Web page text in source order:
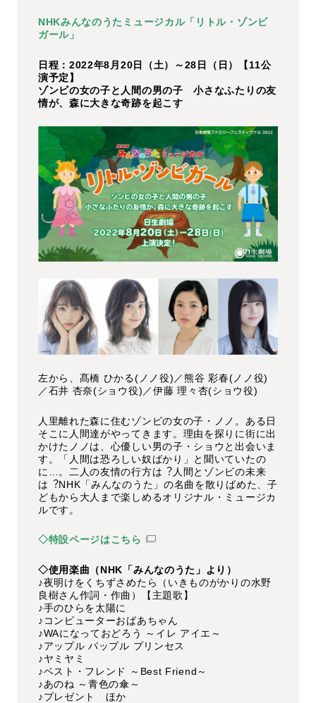
NHKみんなのうたミュージカル「リトル・ゾンビ
ガール」
日程：2022年8月20日（土）～28日（日）【11公
演予定】
ゾンビの女の子と人間の男の子 小さなふたりの友
情が、森に大きな奇跡を起こす
左から、髙橋 ひかる( ノノ役) ／熊谷 彩春( ノノ役)
／石井 杏奈(ショウ役) ／伊藤 理々杏(ショウ役)
人里離れた森に住むゾンビの女の子・ノノ。ある日
そこに人間達がやってきます。理由を探りに街に出
かけたノノは、心優しい男の子・ショウと出会いま
す。「人間は恐ろしい奴ばかり」と聞いていたの
に…。二人の友情の行方は︖人間とゾンビの未来
は︖NHK「みんなのうた」の名曲を散りばめた、子
どもから大人まで楽しめるオリジナル・ミュージカ
ルです。
◇特設ページはこちら
◇使用楽曲（NHK「みんなのうた」より）
♪夜明けをくちずさめたら（いきものがかりの水野
良樹さん作詞・作曲）【主題歌】
♪手のひらを太陽に
♪コンピューターおばあちゃん
♪WAになっておどろう ～イレ アイエ～
♪アップル パップル プリンセス
♪ヤミヤミ
♪ベスト・フレンド ～Best Friend～
♪あのね ～青色の傘～
♪プレゼント ほか